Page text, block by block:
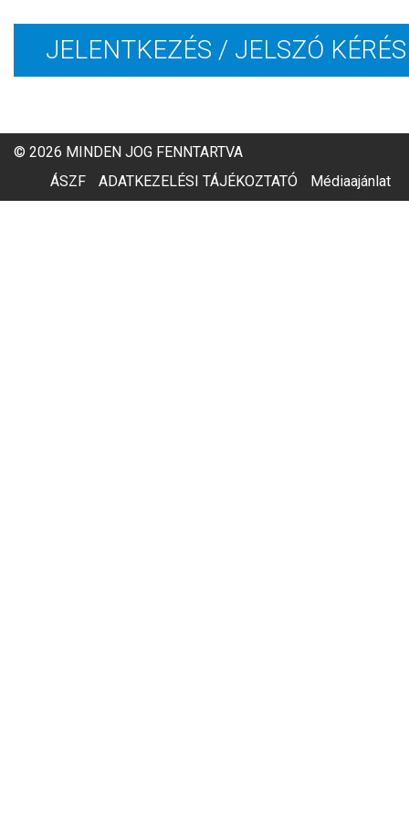
JELENTKEZÉS / JELSZÓ
© 2026 MINDEN JOG FENNTARTVA
ÁSZF
ADATKEZELÉSI TÁJÉKOZTATÓ Médiaajánlat